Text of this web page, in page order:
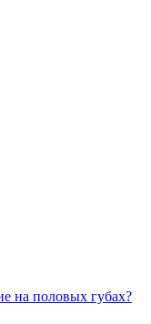
на половых губах?